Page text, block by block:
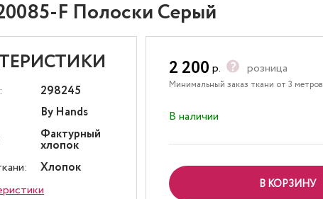
F Полоски Серый
298245
By Hands
Фактурный
хлопок
Хлопок
2 200 р. розница
Минимальный заказ ткани от 3 метров
В наличии
В КОРЗИНУ